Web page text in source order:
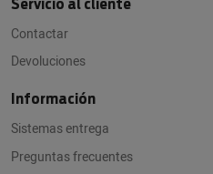
Servicio al cliente
Contactar
Devoluciones
Información
Sistemas entrega
Preguntas frecuentes